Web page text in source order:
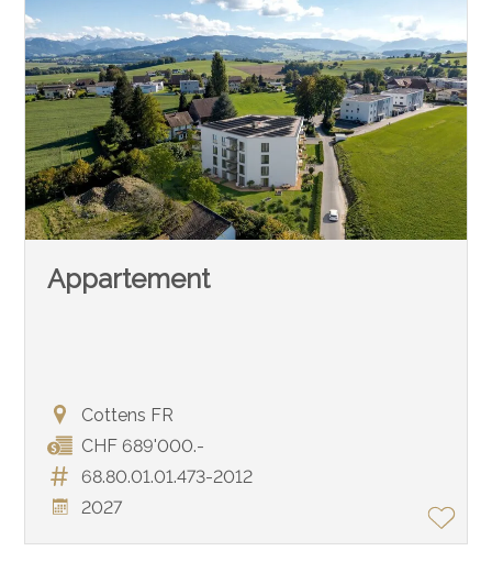
Appartement
Cottens FR
CHF 689'000.-
68.80.01.01.473-2012
2027